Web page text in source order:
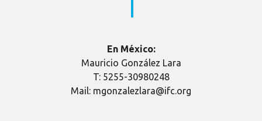
En México:
Mauricio González Lara
T: 5255-30980248
Mail: mgonzalezlara@ifc.org